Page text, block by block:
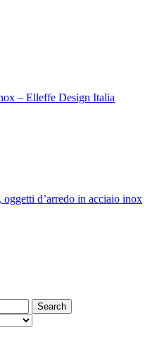
– Elleffe Design Italia
d’arredo in acciaio inox
Search